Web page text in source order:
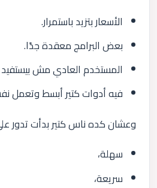
الأسعار بتزيد باستمرار.
بعض البرامج معقدة جدًا.
المستخدم العادي مش
فيه أدوات كتير أبسط وتعمل
وعشان كده ناس كتير بدأت تدور
سهلة،
سريعة،